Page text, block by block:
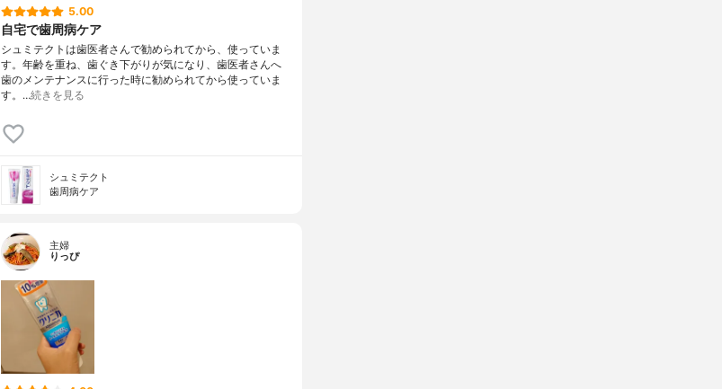
5.00
自宅で歯周病ケア
シュミテクトは歯医者さんで勧められてから、使っていま
す。年齢を重ね、歯ぐき下がりが気になり、歯医者さんへ
歯のメンテナンスに行った時に勧められてから使っていま
す。…続きを見る
シュミテクト
歯周病ケア
主婦
りっぴ